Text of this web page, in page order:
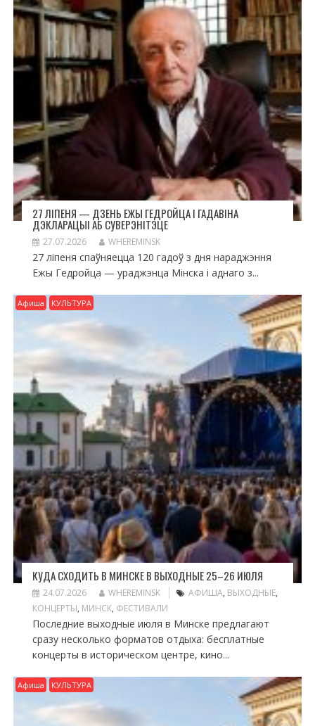
27 ЛІПЕНЯ — ДЗЕНЬ ЕЖЫ ГЕДРОЙЦА І ГАДАВІНА
ДЭКЛАРАЦЫІ АБ СУВЕРЭНІТЭЦЕ
27.07.2026 WHEREMINSK
27 ліпеня спаўняецца 120 гадоў з дня нараджэння
Ежы Гедройца — ураджэнца Мінска і аднаго з...
Афиша КУЛЬТУРА
КУДА СХОДИТЬ В МИНСКЕ В ВЫХОДНЫЕ 25–26 ИЮЛЯ
24.07.2026 WHEREMINSK АФИША, ВЫХОДНЫЕ,
КОНЦЕРТЫ, МИНСК, ФЕСТИВАЛИ
Последние выходные июля в Минске предлагают
сразу несколько форматов отдыха: бесплатные
концерты в историческом центре, кино...
Афиша КУЛЬТУРА